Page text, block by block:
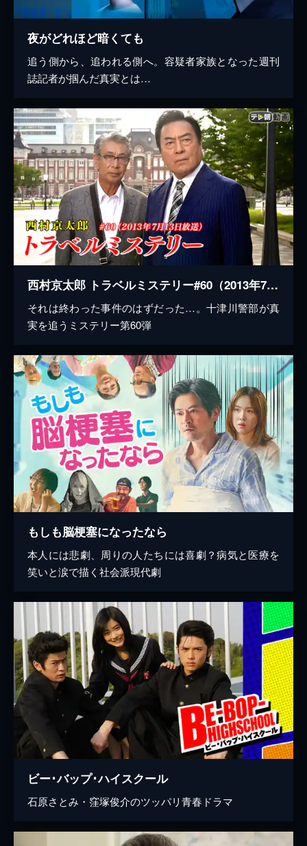
夜がどれほど暗くても
追う側から、追われる側へ。容疑者家族となった週刊
誌記者が掴んだ真実とは…
西村京太郎 トラベルミステリー#60（2013年7月13日放送）
それは終わった事件のはずだった…。十津川警部が真
実を追うミステリー第60弾
もしも脳梗塞になったなら
本人には悲劇、周りの人たちには喜劇？病気と医療を
笑いと涙で描く社会派現代劇
ビー･バップ･ハイスクール
石原さとみ・窪塚俊介のツッパリ青春ドラマ